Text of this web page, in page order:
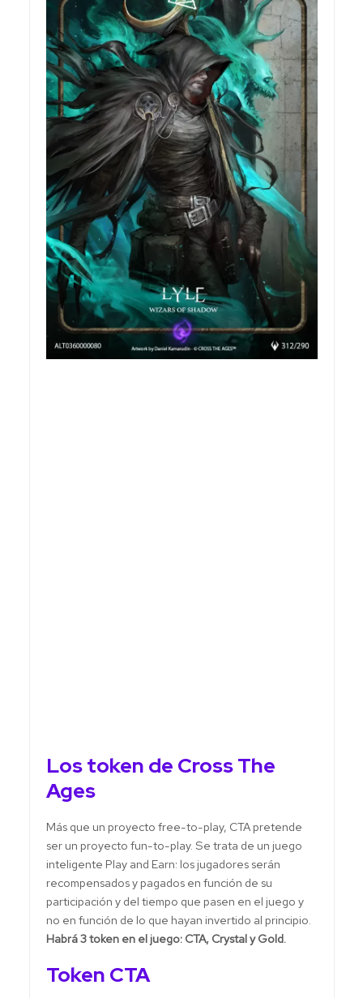
Los token de Cross The
Ages
Más que un proyecto free-to-play, CTA pretende
ser un proyecto fun-to-play. Se trata de un juego
inteligente Play and Earn: los jugadores serán
recompensados y pagados en función de su
participación y del tiempo que pasen en el juego y
no en función de lo que hayan invertido al principio.
Habrá 3 token en el juego: CTA, Crystal y Gold.
Token CTA